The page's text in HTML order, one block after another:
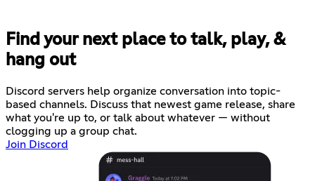
Find your next place to talk, play, &
hang out
Discord servers help organize conversation into topic-
based channels. Discuss that newest game release, share
what you're up to, or talk about whatever — without
clogging up a group chat.
Join Discord